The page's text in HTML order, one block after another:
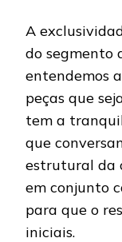
A
do segmento
entendemos
peças que
tem a
que
estrutural da
em conjunto
para que o
iniciais.